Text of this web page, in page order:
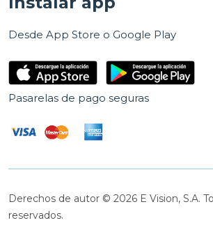
Desde App Store o Google Play
Pasarelas de pago seguras
Derechos de autor © 2026 E Vision, S.A.
reservados.